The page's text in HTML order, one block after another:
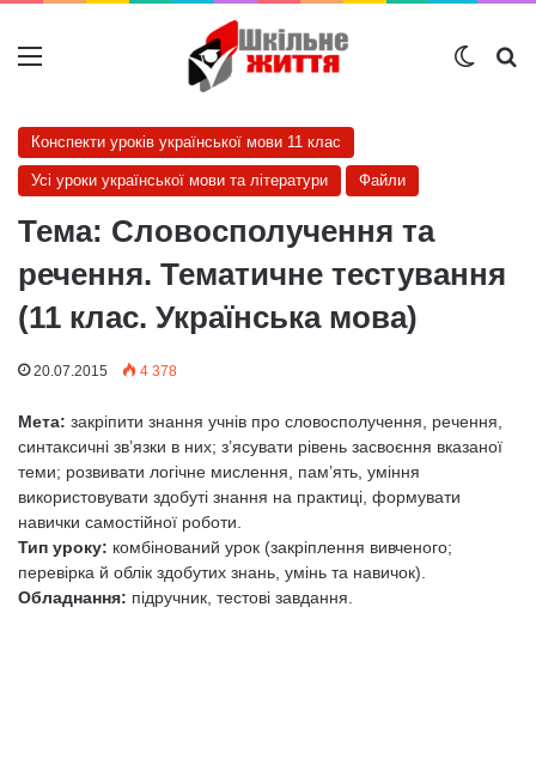
Меню
Конспекти уроків української мови 11 клас
Усі уроки української мови та літератури Файли
Тема: Словосполучення та
речення. Тематичне тестування
(11 клас. Українська мова)
20.07.2015 4 378
Мета: закріпити знання учнів про словосполучення, речення,
синтаксичні зв’язки в них; з’ясувати рівень засвоєння вказаної
теми; розвивати логічне мислення, пам’ять, уміння
використовувати здобуті знання на практиці, формувати
навички самостійної роботи.
Тип уроку: комбінований урок (закріплення вивченого;
перевірка й облік здобутих знань, умінь та навичок).
Обладнання: підручник, тестові завдання.